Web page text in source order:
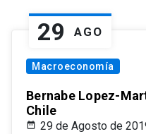
29 AGO
Macroeconomía
Bernabe Lopez-
Chile
29 de Agosto de